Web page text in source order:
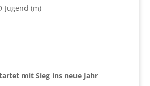
Jugend (m)
mit Sieg ins neue Jahr